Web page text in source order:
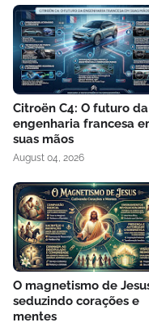
Citroën C4: O futuro da
engenharia francesa
suas mãos
August 04, 2026
O magnetismo de
seduzindo corações e
mentes